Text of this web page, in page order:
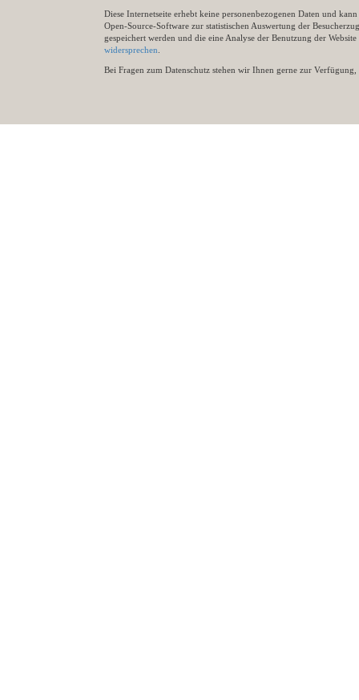
Diese Internetseite erhebt keine personenbezogenen Daten und
Open-Source-Software zur statistischen Auswertung der
gespeichert werden und die eine Analyse der Benutzung der
widersprechen
Bei Fragen zum Datenschutz stehen wir Ihnen gerne zur